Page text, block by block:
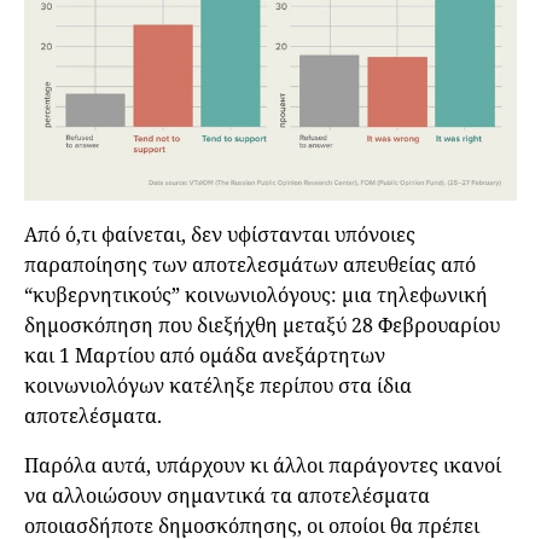
Από ό,τι φαίνεται, δεν υφίστανται υπόνοιες
παραποίησης των αποτελεσμάτων απευθείας από
“κυβερνητικούς” κοινωνιολόγους: μια τηλεφωνική
δημοσκόπηση που διεξήχθη μεταξύ 28 Φεβρουαρίου
και 1 Μαρτίου από ομάδα ανεξάρτητων
κοινωνιολόγων κατέληξε περίπου στα ίδια
αποτελέσματα.
Παρόλα αυτά, υπάρχουν κι άλλοι παράγοντες ικανοί
να αλλοιώσουν σημαντικά τα αποτελέσματα
οποιασδήποτε δημοσκόπησης, οι οποίοι θα πρέπει